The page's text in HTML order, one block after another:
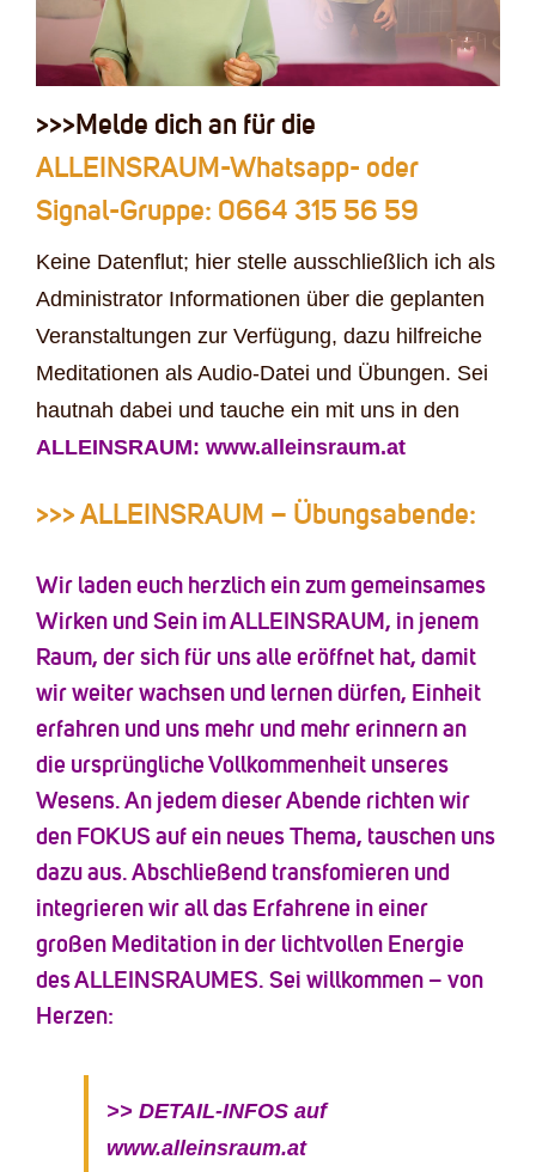
>>>Melde dich an für die
ALLEINSRAUM-Whatsapp- oder
Signal-Gruppe: 0664 315 56 59
Keine Datenflut; hier stelle ausschließlich ich als
Administrator Informationen über die geplanten
Veranstaltungen zur Verfügung, dazu hilfreiche
Meditationen als Audio-Datei und Übungen. Sei
hautnah dabei und tauche ein mit uns in den
ALLEINSRAUM: www.alleinsraum.at
>>>ALLEINSRAUM – Übungsabende:
Wir laden euch herzlich ein zum gemeinsames
Wirken und Sein im ALLEINSRAUM, in jenem
Raum, der sich für uns alle eröffnet hat, damit
wir weiter wachsen und lernen dürfen, Einheit
erfahren und uns mehr und mehr erinnern an
die ursprüngliche Vollkommenheit unseres
Wesens. An jedem dieser Abende richten wir
den FOKUS auf ein neues Thema, tauschen uns
dazu aus. Abschließend transfomieren und
integrieren wir all das Erfahrene in einer
großen Meditation in der lichtvollen Energie
des ALLEINSRAUMES. Sei willkommen – von
Herzen:
>> DETAIL-INFOS auf
www.alleinsraum.at